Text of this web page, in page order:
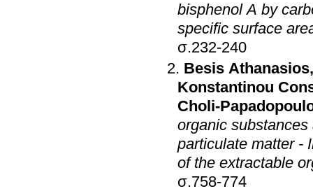
bisphenol A by
specific surface
σ.232-240
Besis Athanasios
Konstantinou
Choli-
organic
particulate matter -
of the extractable
σ.758-774